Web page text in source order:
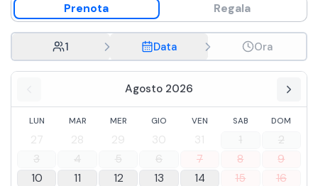
Prenota Regala
1 Data Ora
Agosto 2026
LUN MAR MER GIO VEN SAB DOM
27 28 29 30 31 1
2
3
4 5 6 7 8
9
10
11 12 13 14 15
16